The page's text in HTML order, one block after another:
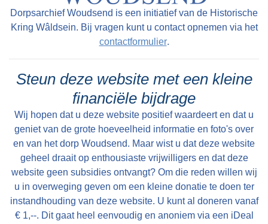
Dorpsarchief Woudsend is een initiatief van de Historische
Kring Wâldsein. Bij vragen kunt u contact opnemen via het
contactformulier.
Steun deze website met een kleine
financiële bijdrage
Wij hopen dat u deze website positief waardeert en dat u
geniet van de grote hoeveelheid informatie en foto's over
en van het dorp Woudsend. Maar wist u dat deze website
geheel draait op enthousiaste vrijwilligers en dat deze
website geen subsidies ontvangt? Om die reden willen wij
u in overweging geven om een kleine donatie te doen ter
instandhouding van deze website. U kunt al doneren vanaf
€ 1,--. Dit gaat heel eenvoudig en anoniem via een iDeal